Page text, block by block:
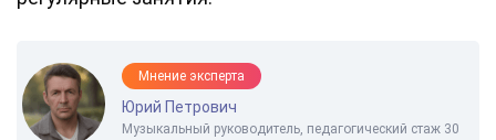
Мнение эксперта
Юрий Петрович
Музыкальный руководитель, педагогический стаж 30